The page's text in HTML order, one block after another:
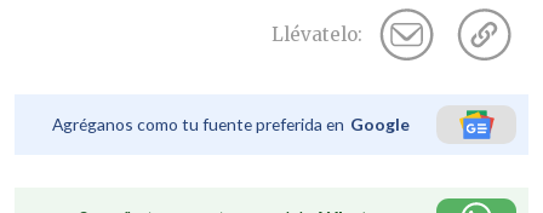
Llévatelo:
Agréganos como tu fuente preferida en Google